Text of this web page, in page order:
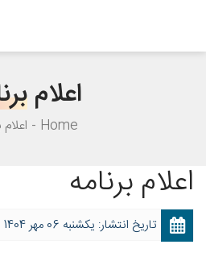
اعلام
Home
اعلام برنامه
تاریخ انتشار: یکشنبه 06 مهر 1404